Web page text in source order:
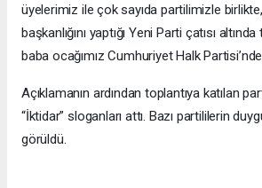
üyelerimiz ile çok sayıda partilimizle
başkanlığını yaptığı Yeni Parti çatısı
baba ocağımız Cumhuriyet Halk
Açıklamanın ardından toplantıya katılan
“İktidar” sloganları attı. Bazı partililerin
görüldü.